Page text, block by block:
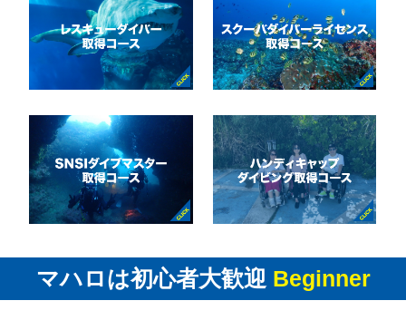
マハロは初心者大歓迎 Beginner